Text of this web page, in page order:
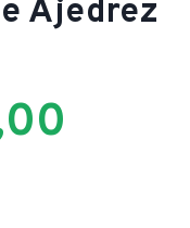
Ajedrez